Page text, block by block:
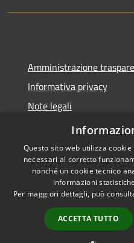
Amministrazione
Informativa privacy
Note legali
Dichiarazione di
Accessibilità
Questo sito web utilizza
necessari al corretto
nonché un cookie tecnico
informazioni
Per maggiori dettagli, può
ACCETTA TUTTO